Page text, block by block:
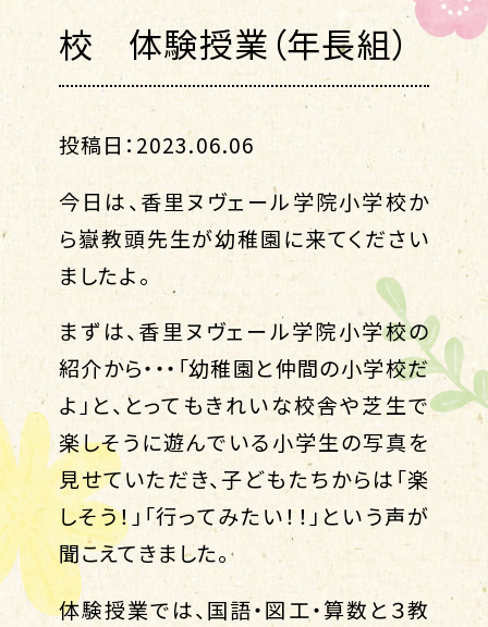
校 体験授業（年長組）
投稿日：2023.06.06
今日は、香里ヌヴェール学院小学校か
ら嶽教頭先生が幼稚園に来てください
ましたよ。
まずは、香里ヌヴェール学院小学校の
紹介から・・・「幼稚園と仲間の小学校だ
よ」と、とってもきれいな校舎や芝生で
楽しそうに遊んでいる小学生の写真を
見せていただき、子どもたちからは「楽
しそう！」「行ってみたい！！」という声が
聞こえてきました。
体験授業では、国語・図工・算数と３教